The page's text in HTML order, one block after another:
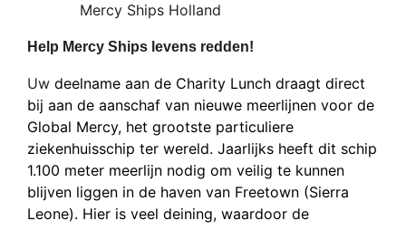
Mercy Ships Holland
Help Mercy Ships levens redden!
Uw deelname aan de Charity Lunch draagt direct
bij aan de aanschaf van nieuwe meerlijnen voor de
Global Mercy, het grootste particuliere
ziekenhuisschip ter wereld. Jaarlijks heeft dit schip
1.100 meter meerlijn nodig om veilig te kunnen
blijven liggen in de haven van Freetown (Sierra
Leone). Hier is veel deining, waardoor de